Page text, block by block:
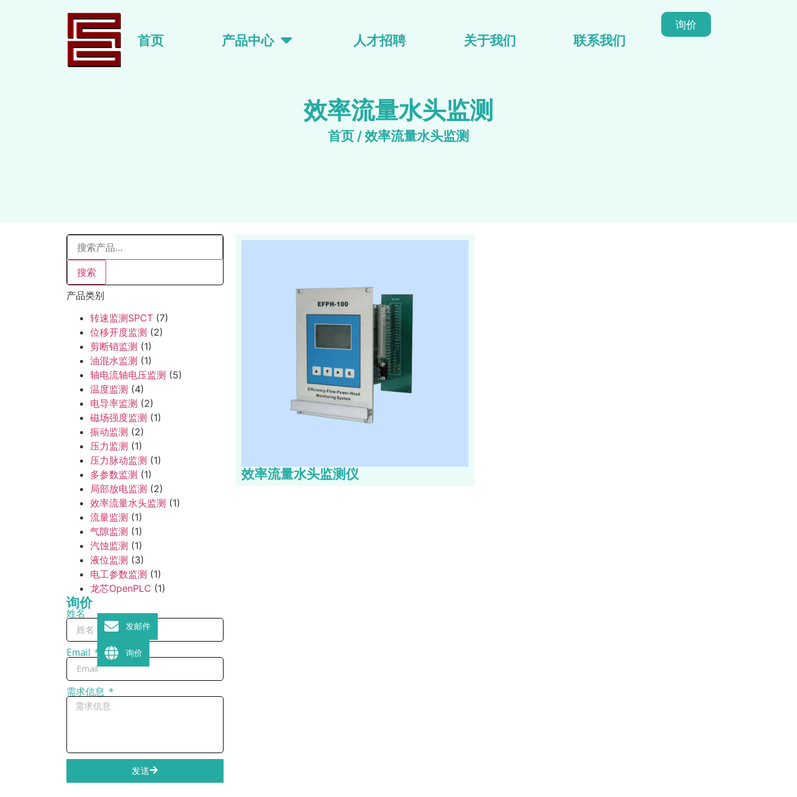
首页 产品中心 人才招聘 关于我们 联系我们
询价
效率流量水头监测
首页 / 效率流量水头监测
产品类别
转速监测SPCT (7)
位移开度监测 (2)
剪断销监测 (1)
油混水监测 (1)
轴电流轴电压监测 (5)
温度监测 (4)
电导率监测 (2)
磁场强度监测 (1)
振动监测 (2)
压力监测 (1)
压力脉动监测 (1)
多参数监测 (1)
局部放电监测 (2)
效率流量水头监测 (1)
流量监测 (1)
气隙监测 (1)
汽蚀监测 (1)
液位监测 (3)
电工参数监测 (1)
龙芯OpenPLC (1)
搜索
询价
姓名
Email
需求信息
发送
效率流量水头监测仪
发邮件
询价